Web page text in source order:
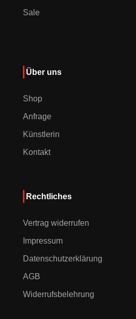
Sale
Über uns
Shop
Anfrage
Künstlerin
Kontakt
Rechtliches
Vertrag widerrufen
Impressum
Datenschutzerklärung
AGB
Widerrufsbelehrung